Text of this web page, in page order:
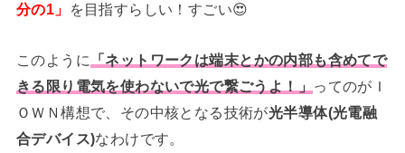
分の1」
を目指すらしい！すごい😍
このように
「ネットワークは端末とかの内部も含めてで
きる限り電気を使わないで光で繋ごうよ！」
ってのがＩ
ＯＷＮ構想で、その中核となる技術が光半導体(光電融
合デバイス)なわけです。